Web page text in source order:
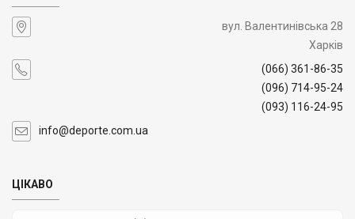
вул. Валентинівська 28
Харків
(066) 361-86-35
(096) 714-95-24
(093) 116-24-95
info@deporte.com.ua
ЦІКАВО